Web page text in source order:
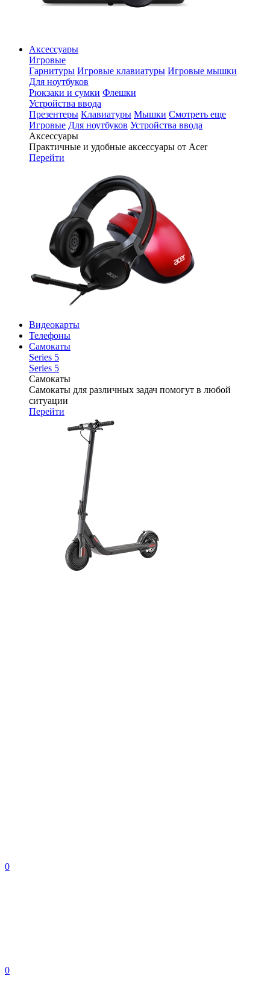
Аксессуары
Игровые
Гарнитуры Игровые клавиатуры Игровые мышки
Для ноутбуков
Рюкзаки и сумки Флешки
Устройства ввода
Презентеры Клавиатуры Мышки Смотреть еще
Игровые Для ноутбуков Устройства ввода
Аксессуары
Практичные и удобные аксессуары от Acer
Перейти
Видеокарты
Телефоны
Самокаты
Series 5
Series 5
Самокаты
Самокаты для различных задач помогут в любой
ситуации
Перейти
0
0